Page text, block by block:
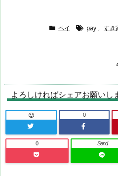
ペイ pay , すき
よろしければシェアお願いし
0
0 Send